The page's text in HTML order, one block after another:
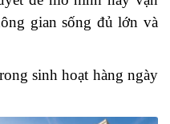
gian sống đủ lớn và
sinh hoạt hàng ngày